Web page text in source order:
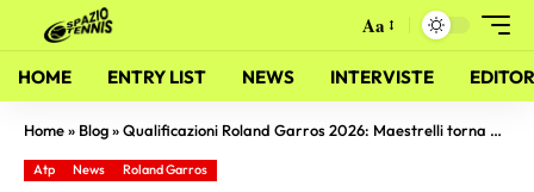
Aa
HOME ENTRY LIST NEWS INTERVISTE
Home» Blog»Qualificazioni Roland Garros 2026: Maestrelli torna al successo, battuto Noguchi in rimonta
Atp News Roland Garros